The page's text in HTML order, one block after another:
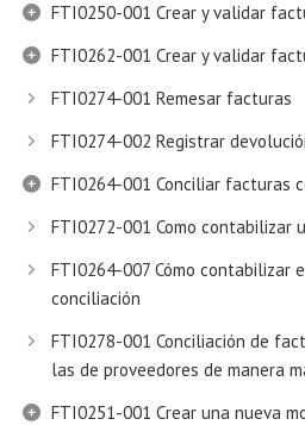
FTI0250-001 Crear y validar
FTI0262-001 Crear y validar
FTI0274-001 Remesar facturas
FTI0274-002 Registrar
FTI0264-001 Conciliar facturas
FTI0272-001 Como contabilizar
FTI0264-007 Cómo contabilizar
conciliación
FTI0278-001 Conciliación de
las de proveedores de manera
FTI0251-001 Crear una nueva